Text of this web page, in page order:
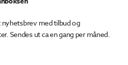
med tilbud og
Sendes ut ca en gang per måned.